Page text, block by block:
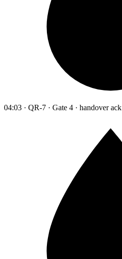
04:03 · QR-7 · Gate 4 · handover ack